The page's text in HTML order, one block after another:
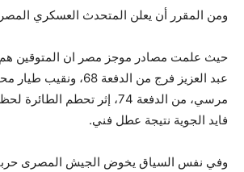
ومن المقرر أن يعلن المتحدث العسكري
حيث علمت مصادر موجز مصر ان المتوقين هم
عبد العزيز فرج من الدفعة
مرسي، من الدفعة 74، إثر تحطم
فايد الجوية نتيجة عطل فني.
وفي نفس السياق يخوض الجيش المصرى